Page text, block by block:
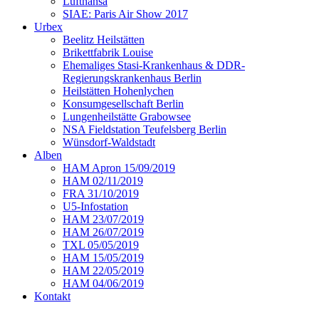
SIAE: Paris Air Show 2017
Urbex
Beelitz Heilstätten
Brikettfabrik Louise
Ehemaliges Stasi-Krankenhaus & DDR-
Regierungskrankenhaus Berlin
Heilstätten Hohenlychen
Konsumgesellschaft Berlin
Lungenheilstätte Grabowsee
NSA Fieldstation Teufelsberg Berlin
Wünsdorf-Waldstadt
Alben
HAM Apron 15/09/2019
HAM 02/11/2019
FRA 31/10/2019
U5-Infostation
HAM 23/07/2019
HAM 26/07/2019
TXL 05/05/2019
HAM 15/05/2019
HAM 22/05/2019
HAM 04/06/2019
Kontakt